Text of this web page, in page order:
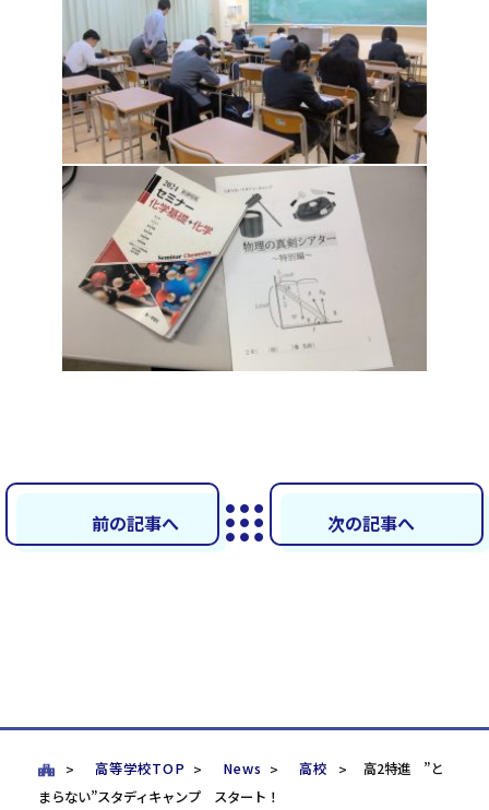
前の記事へ 次の記事へ
高等学校TOP News 高校
高2特進 ”と
まらない”スタディキャンプ スタート！